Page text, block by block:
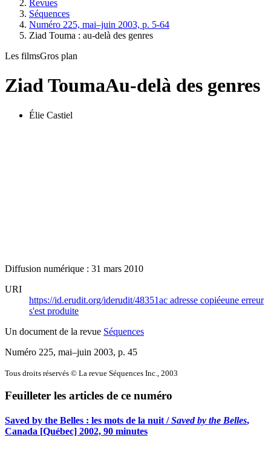
Revues
Séquences
Numéro 225, mai–juin 2003, p. 5-64
Ziad Touma : au-delà des genres
Les filmsGros plan
Ziad ToumaAu-delà des genres
Élie Castiel
Diffusion numérique : 31 mars 2010
URI
https://id.erudit.org/iderudit/48351ac adresse copiéeune erreur
s'est produite
Un document de la revue Séquences
Numéro 225, mai–juin 2003, p. 45
Tous droits réservés © La revue Séquences Inc., 2003
Feuilleter les articles de ce numéro
Saved by the Belles : les mots de la nuit /Saved by the Belles,
Canada [Québec] 2002, 90 minutes